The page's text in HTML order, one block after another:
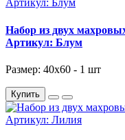
Набор из двух
Артикул: Блум
Размер: 40х60 - 1
Купить